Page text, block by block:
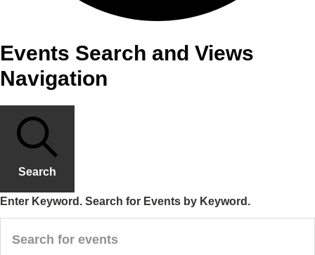
Events Search and Views
Navigation
Search
Enter Keyword. Search for Events by Keyword.